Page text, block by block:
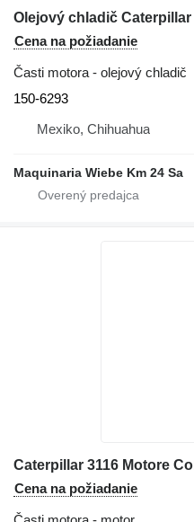
Cena na požiadanie
Časti motora - olejový chladič
150-6293
Mexiko, Chihuahua
Maquinaria Wiebe Km 24 Sa
Cena na požiadanie